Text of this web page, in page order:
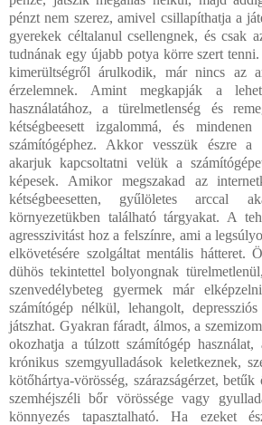
pénzt nem szerez, amivel csillapíthatja a
gyerekek céltalanul csellengnek, és csak
tudnának egy újabb potya körre szert
kimerültségről árulkodik, már nincs az
érzelemnek. Amint megkapják a
használatához, a türelmetlenség és
kétségbeesett izgalommá, és
számítógéphez. Akkor vesszük észre a
akarjuk kapcsoltatni velük a
képesek. Amikor megszakad az
kétségbeesetten, gyűlöletes arccal
környezetükben található tárgyakat. A
agresszivitást hoz a felszínre, ami a
elkövetésére szolgáltat mentális hátteret.
dühös tekintettel bolyongnak
szenvedélybeteg gyermek már
számítógép nélkül, lehangolt,
játszhat. Gyakran fáradt, álmos, a
okozhatja a túlzott számítógép használat,
krónikus szemgyulladások keletkeznek,
kötőhártya-vörösség, szárazságérzet, betűk
szemhéjszéli bőr vörössége vagy
könnyezés tapasztalható. Ha ezeket